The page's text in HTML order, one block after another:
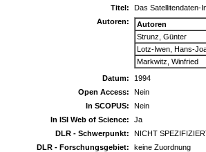
Titel:
Das Satellitendaten-
Autoren:
Autoren
Strunz, Günter
Lotz-Iwen, Hans-
Markwitz, Winfried
Datum:
1994
Open Access:
Nein
In SCOPUS:
Nein
In ISI Web of Science:
Ja
DLR - Schwerpunkt:
NICHT
DLR - Forschungsgebiet:
keine Zuordnung